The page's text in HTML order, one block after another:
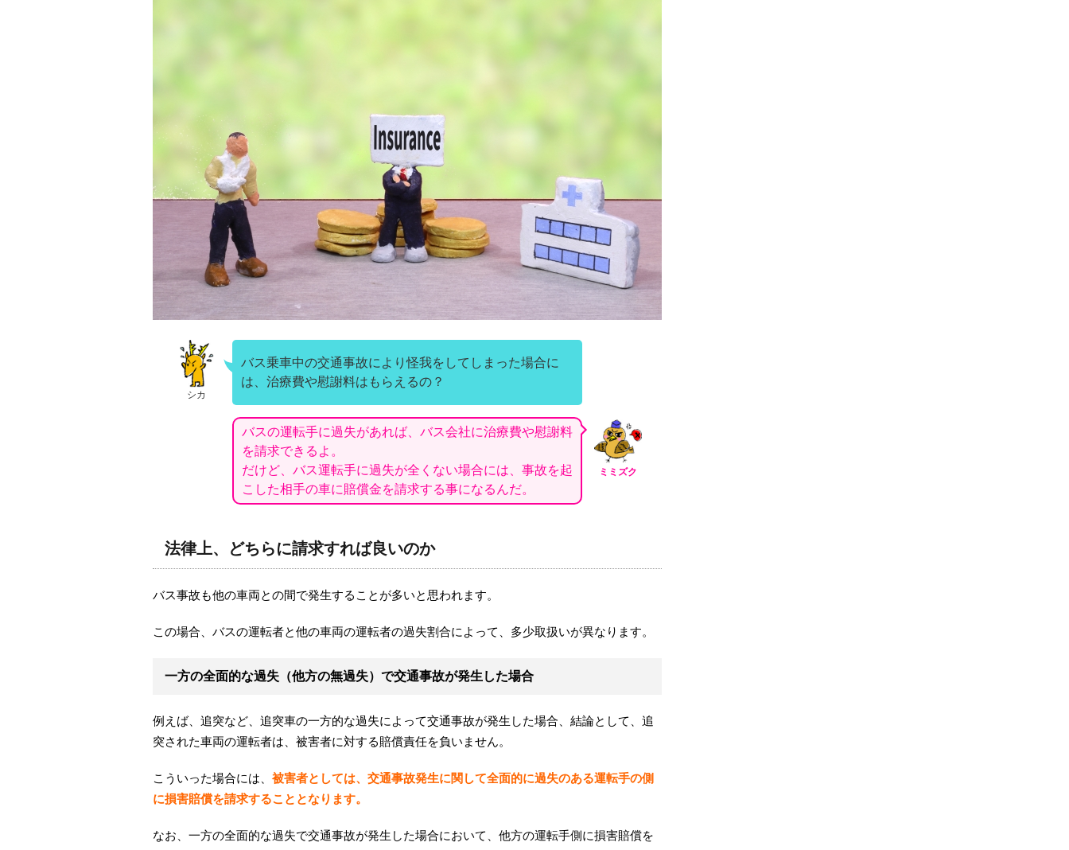
シカ
バス乗車中の交通事故により怪我をしてしまった場合に
は、治療費や慰謝料はもらえるの？
ミミズク
バスの運転手に過失があれば、バス会社に治療費や慰謝料
を請求できるよ。
だけど、バス運転手に過失が全くない場合には、事故を起
こした相手の車に賠償金を請求する事になるんだ。
法律上、どちらに請求すれば良いのか
バス事故も他の車両との間で発生することが多いと思われます。
この場合、バスの運転者と他の車両の運転者の過失割合によって、多少取扱いが異なります。
一方の全面的な過失（他方の無過失）で交通事故が発生した場合
例えば、追突など、追突車の一方的な過失によって交通事故が発生した場合、結論として、追
突された車両の運転者は、被害者に対する賠償責任を負いません。
こういった場合には、 被害者としては、交通事故発生に関して全面的に過失のある運転手の側
に損害賠償を請求することとなります。
なお、一方の全面的な過失で交通事故が発生した場合において、他方の運転手側に損害賠償を